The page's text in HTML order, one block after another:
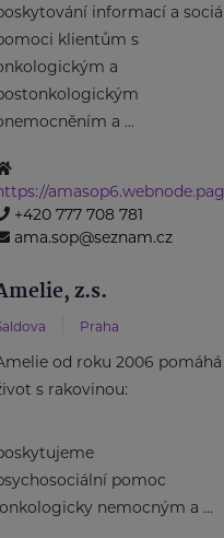
informací a
klientům s
a
a ...
+420 777 708 781
ama.sop@seznam.cz
z.s.
Praha
od roku 2006
s rakovinou:
pomoc
onkologicky nemocným a ...